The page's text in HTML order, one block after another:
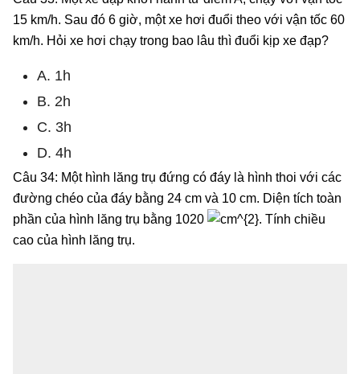
15 km/h. Sau đó 6 giờ, một xe hơi đuổi theo với vận tốc 60
km/h. Hỏi xe hơi chạy trong bao lâu thì đuổi kịp xe đạp?
A. 1h
B. 2h
C. 3h
D. 4h
Câu 34: Một hình lăng trụ đứng có đáy là hình thoi với các
đường chéo của đáy bằng 24 cm và 10 cm. Diện tích toàn
phần của hình lăng trụ bằng 1020
. Tính chiều
cao của hình lăng trụ.